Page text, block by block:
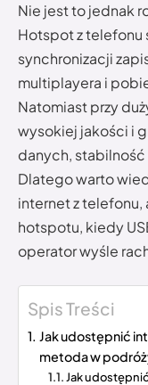
Nie jest to jednak
Hotspot z telefonu
synchronizacji
multiplayera i
Natomiast przy
wysokiej jakości i
danych, stabilność
Dlatego warto
internet z telefonu,
hotspotu, kiedy
operator wyśle
Spis Treści
Jak udostępnić
metoda w
Jak